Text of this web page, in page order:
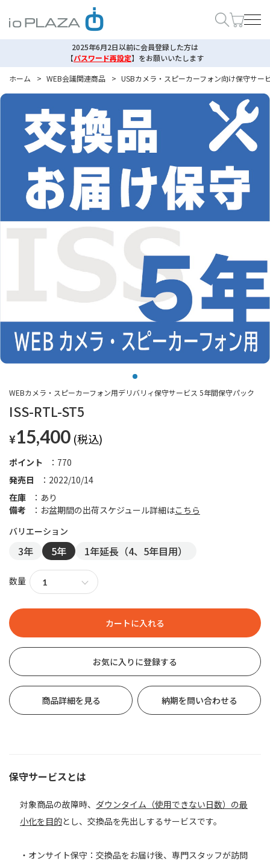
2025年6月2日以前に会員登録した方は
【パスワード再設定】 をお願いいたします
ホーム
> WEB会議関連商品 > USBカメラ・スピーカーフォン向け保守サー
ISS-RTL-ST5
WEBカメラ・スピーカーフォン用デリバリィ保守サービス 5年間保守パック
¥15,400
発売日 2022/10/14
ポイント 770
在庫
あり
備考
お盆期間の出荷スケジュール詳細はこちら
3年 5年 1年延長（4、5年目用）
数量
お気に入りに登録する
商品詳細を見る 納期を問い合わせる
保守サービスとは
対象商品の故障時、 ダウンタイム（使用できない日数）の最
小化を目的とし、交換品を先出しするサービスです。
・オンサイト保守：交換品をお届け後、専門スタッフが訪問